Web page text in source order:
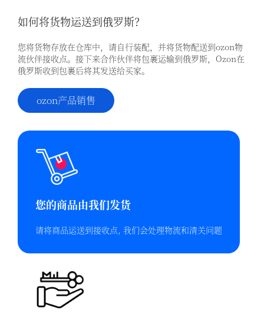
如何将货物运送到俄⁠罗⁠斯？
您将货物存放在仓库中，请自行装配，并将货物配送到ozon物
流伙伴接收点。接下来合作伙伴将包裹运输到俄罗斯，Ozon在
俄罗斯收到包裹后将其发送给买家。
ozon产品销售
您的商品由我们发货
请将商品运送到接收点, 我⁠们⁠会⁠处⁠理⁠物⁠流和清⁠关⁠问⁠题